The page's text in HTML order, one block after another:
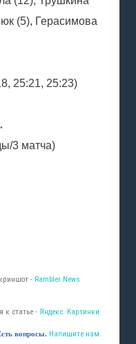
(5), Герасимова
25:21, 25:23)
3 матча)
- Rambler News
к статье - Яндекс. Картинки.
вопросы. Напишите нам.